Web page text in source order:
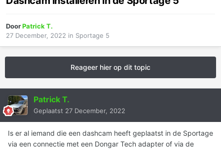
DoorPatrick T.
27 December, 2022 in Sportage 5
Reageer hier op dit topic
Patrick T.
Geplaatst 27 December, 2022
Is er al iemand die een dashcam heeft geplaatst in de Sportage
via een connectie met een Dongar Tech adapter of via de